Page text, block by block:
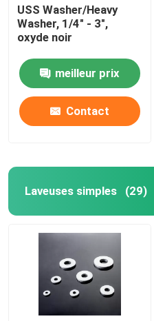
USS Washer/Heavy
Washer, 1/4" - 3",
oxyde noir
meilleur prix
Contact
Laveuses simples (29)